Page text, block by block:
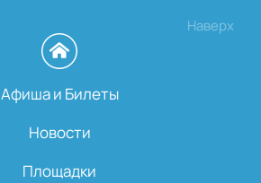
Наверх
Афиша и Билеты
Новости
Площадки